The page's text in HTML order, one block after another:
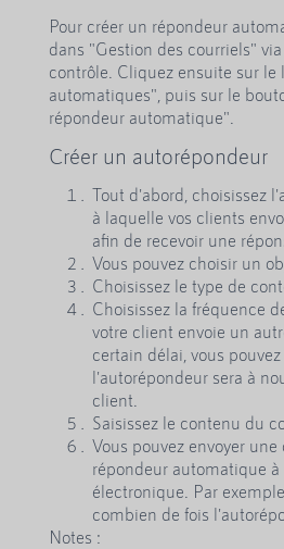
Pour créer un répondeur
dans "Gestion des courriels"
contrôle. Cliquez ensuite sur le
automatiques", puis sur le
répondeur automatique".
Créer un autorépondeur
Tout d'abord, choisissez
à laquelle vos clients
afin de recevoir une
Vous pouvez choisir un
Choisissez le type de
Choisissez la fréquence
votre client envoie un
certain délai, vous
l'autorépondeur sera à
client.
Saisissez le contenu du
Vous pouvez envoyer
répondeur automatique à
électronique. Par
combien de fois
Notes :